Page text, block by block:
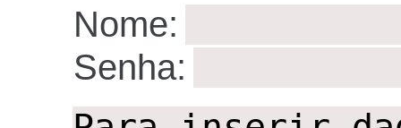
Nome:
Senha: